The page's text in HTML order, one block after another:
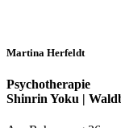
Martina Herfeldt
Psychotherapie
Shinrin Yoku |